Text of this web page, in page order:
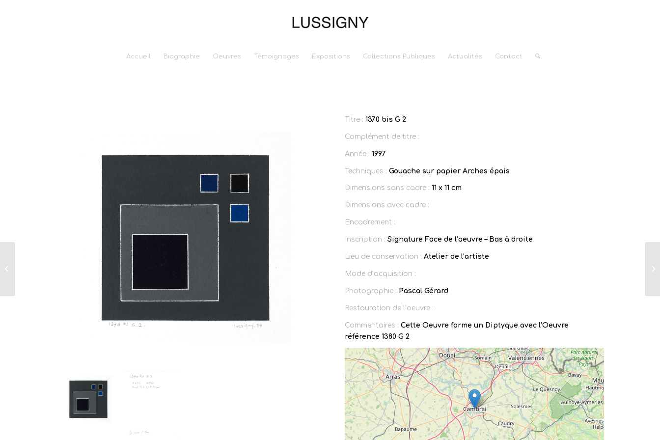
Accueil Biographie Oeuvres Témoignages Expositions Collections Publiques Actualités Contact
Titre : 1370 bis G 2
Complément de titre :
Année : 1997
Techniques : Gouache sur papier Arches épais
Dimensions sans cadre : 11 x 11 cm
Dimensions avec cadre :
Encadrement :
Inscription : Signature Face de l’oeuvre – Bas à droite
Lieu de conservation : Atelier de l’artiste
Mode d’acquisition :
Photographie : Pascal Gérard
Restauration de l’oeuvre :
Commentaires : Cette Oeuvre forme un Diptyque avec l’Oeuvre
référence 1380 G 2